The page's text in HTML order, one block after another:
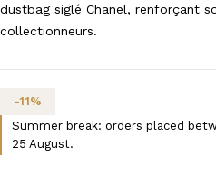
dustbag siglé Chanel, renforçant
collectionneurs.
-11%
Summer break: orders placed
25 August.